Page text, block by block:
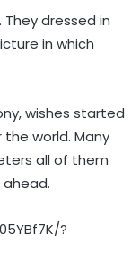
dressed in
in which
wishes started
world. Many
all of them
?